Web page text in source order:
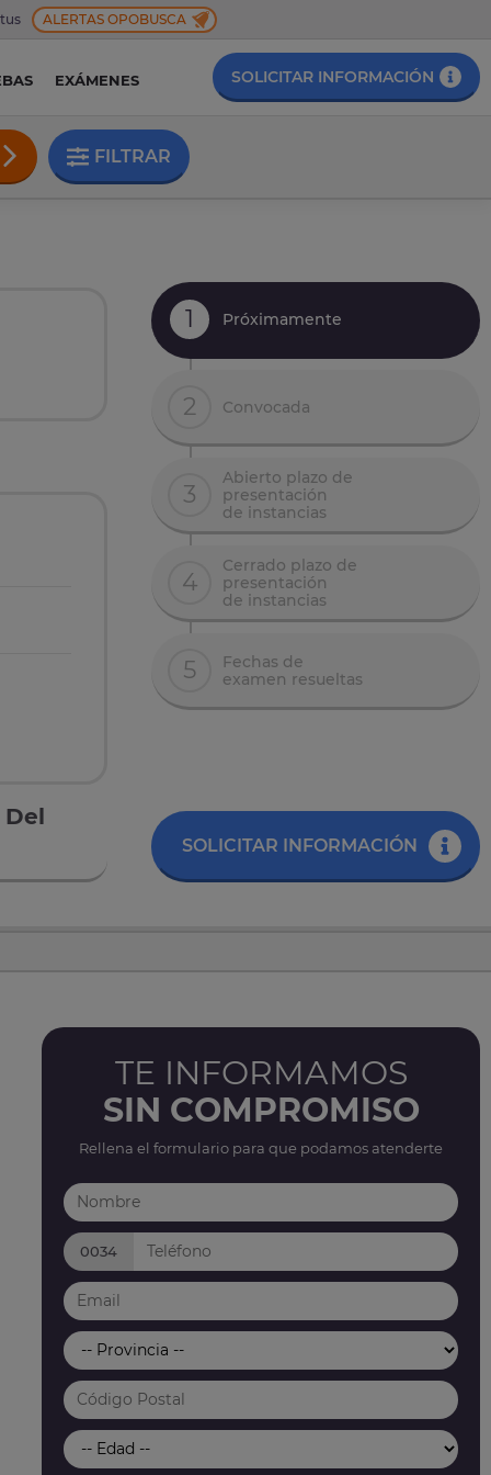
ALERTAS OPOBUSCA
EXÁMENES SOLICITAR INFORMACIÓN
FILTRAR
1 Próximamente
2 Convocada
3
Abierto plazo de
presentación
de instancias
4
Cerrado plazo de
presentación
de instancias
5
Fechas de
examen resueltas
SOLICITAR INFORMACIÓN
TE INFORMAMOS
SIN COMPROMISO
Rellena el formulario para que podamos atenderte
0034